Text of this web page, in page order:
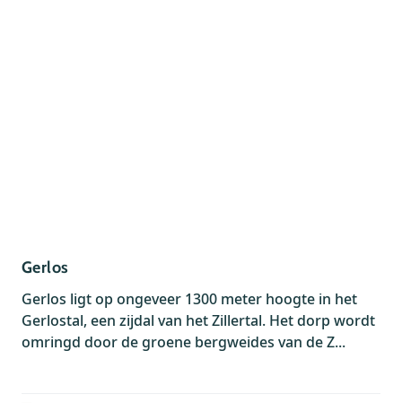
Gerlos
Gerlos ligt op ongeveer 1300 meter hoogte in het
Gerlostal, een zijdal van het Zillertal. Het dorp wordt
omringd door de groene bergweides van de Z...